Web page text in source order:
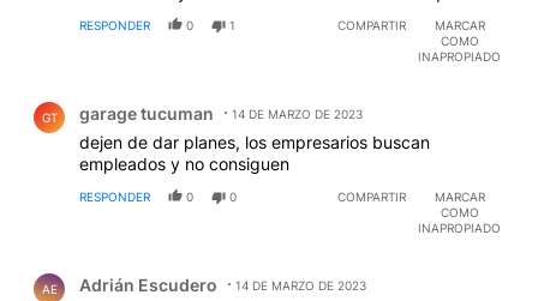
RESPONDER 0 1 COMPARTIR
MARCAR
COMO
INAPROPIADO
GT garage tucuman 14 DE MARZO DE 2023
dejen de dar planes, los empresarios buscan
empleados y no consiguen
RESPONDER 0 0 COMPARTIR
MARCAR
COMO
INAPROPIADO
AE Adrián Escudero 14 DE MARZO DE 2023